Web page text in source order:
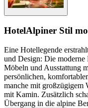
HotelAlpiner Stil
Eine Hotellegende
und Design: Die moderne
Möbeln und Ausstattung
persönlichen,
manche mit großzügigem
mit Kamin. Zusätzlich
Übergang in die alpine